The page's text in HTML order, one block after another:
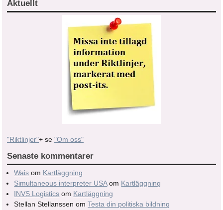
Aktuellt
"Riktlinjer"+ se "Om oss"
Senaste kommentarer
Wais om Kartläggning
Simultaneous interpreter USAom Kartläggning
INVS Logistics om Kartläggning
Stellan Stellanssen omTesta din politiska bildning